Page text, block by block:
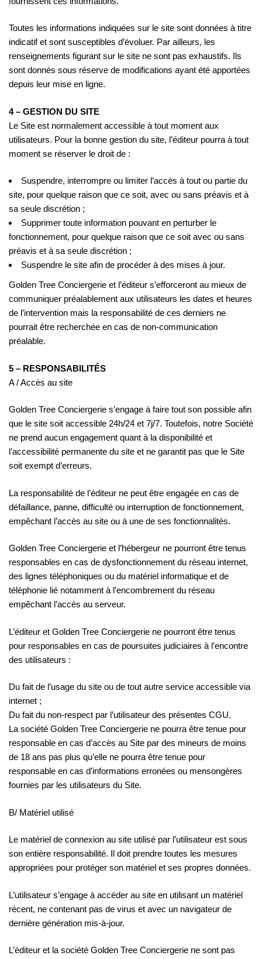
Toutes les informations indiquées sur le site sont données à titre
indicatif et sont susceptibles d’évoluer. Par ailleurs, les
renseignements figurant sur le site ne sont pas exhaustifs. Ils
sont donnés sous réserve de modifications ayant été apportées
depuis leur mise en ligne.
4 – GESTION DU SITE
Le Site est normalement accessible à tout moment aux
utilisateurs. Pour la bonne gestion du site, l’éditeur pourra à tout
moment se réserver le droit de :
Suspendre, interrompre ou limiter l’accès à tout ou partie du
site, pour quelque raison que ce soit, avec ou sans préavis et à
sa seule discrétion ;
Supprimer toute information pouvant en perturber le
fonctionnement, pour quelque raison que ce soit avec ou sans
préavis et à sa seule discrétion ;
Suspendre le site afin de procéder à des mises à jour.
Golden Tree Conciergerie et l’éditeur s’efforceront au mieux de
communiquer préalablement aux utilisateurs les dates et heures
de l’intervention mais la responsabilité de ces derniers ne
pourrait être recherchée en cas de non-communication
préalable.
5 – RESPONSABILITÉS
A / Accès au site
Golden Tree Conciergerie s’engage à faire tout son possible afin
que le site soit accessible 24h/24 et 7j/7. Toutefois, notre Société
ne prend aucun engagement quant à la disponibilité et
l’accessibilité permanente du site et ne garantit pas que le Site
soit exempt d’erreurs.
La responsabilité de l’éditeur ne peut être engagée en cas de
défaillance, panne, difficulté ou interruption de fonctionnement,
empêchant l’accès au site ou à une de ses fonctionnalités.
Golden Tree Conciergerie et l’hébergeur ne pourront être tenus
responsables en cas de dysfonctionnement du réseau internet,
des lignes téléphoniques ou du matériel informatique et de
téléphonie lié notamment à l’encombrement du réseau
empêchant l’accès au serveur.
L’éditeur et Golden Tree Conciergerie ne pourront être tenus
pour responsables en cas de poursuites judiciaires à l’encontre
des utilisateurs :
Du fait de l’usage du site ou de tout autre service accessible via
internet ;
Du fait du non-respect par l’utilisateur des présentes CGU.
La société Golden Tree Conciergerie ne pourra être tenue pour
responsable en cas d’accès au Site par des mineurs de moins
de 18 ans pas plus qu’elle ne pourra être tenue pour
responsable en cas d’informations erronées ou mensongères
fournies par les utilisateurs du Site.
B/ Matériel utilisé
Le matériel de connexion au site utilisé par l’utilisateur est sous
son entière responsabilité. Il doit prendre toutes les mesures
appropriées pour protéger son matériel et ses propres données.
L’utilisateur s’engage à accéder au site en utilisant un matériel
récent, ne contenant pas de virus et avec un navigateur de
dernière génération mis-à-jour.
L’éditeur et la société Golden Tree Conciergerie ne sont pas